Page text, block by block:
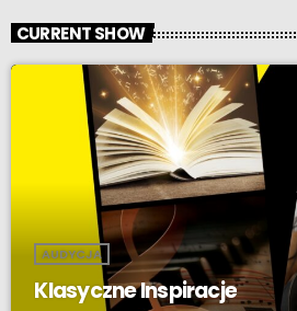
CURRENT SHOW
AUDYCJA
Klasyczne Inspiracje